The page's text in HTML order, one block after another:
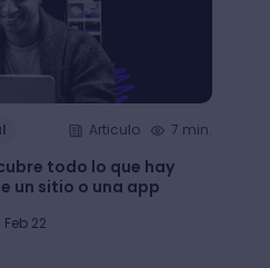
Articulo 7 min.
todo lo que hay
un sitio o una app
22